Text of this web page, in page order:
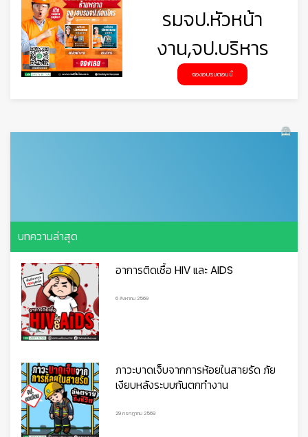
รมจป.หัวหน้า
งาน,จป.บริหาร
จองอบรมตอนนี้
บทความล่าสุด
อาการติดเชื้อ HIV และ AIDS
6 สิงหาคม 2569
ภาวะบาดเจ็บจากการห้อยในสายรัด ภัย
เงียบหลังระบบกันตกทำงาน
29 กรกฎาคม 2569